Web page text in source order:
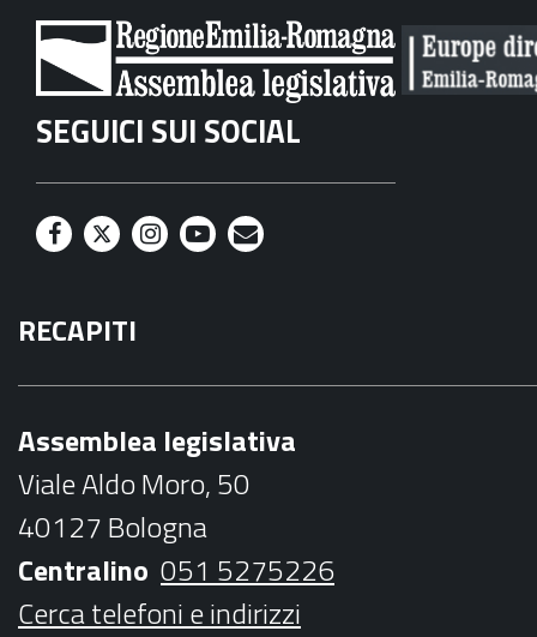
SEGUICI SUI SOCIAL
F
c
e
k
T
i
t
I
t
a
m
Y
t
b
e
M
l
RECAPITI
Assemblea legislativa
Viale Aldo Moro, 50
40127 Bologna
Centralino 051 5275226
Cerca telefoni e indirizzi